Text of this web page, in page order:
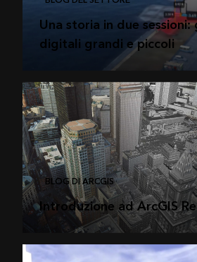
Una storia in due
digitali grandi e piccoli
BLOG DI ARCGIS
Introduzione ad ArcGIS